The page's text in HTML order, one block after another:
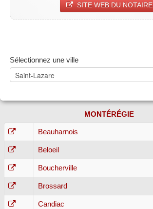
SITE WEB DU NOTAIRE
Sélectionnez une ville
MONTÉRÉGIE
Beauharnois
Beloeil
Boucherville
Brossard
Candiac